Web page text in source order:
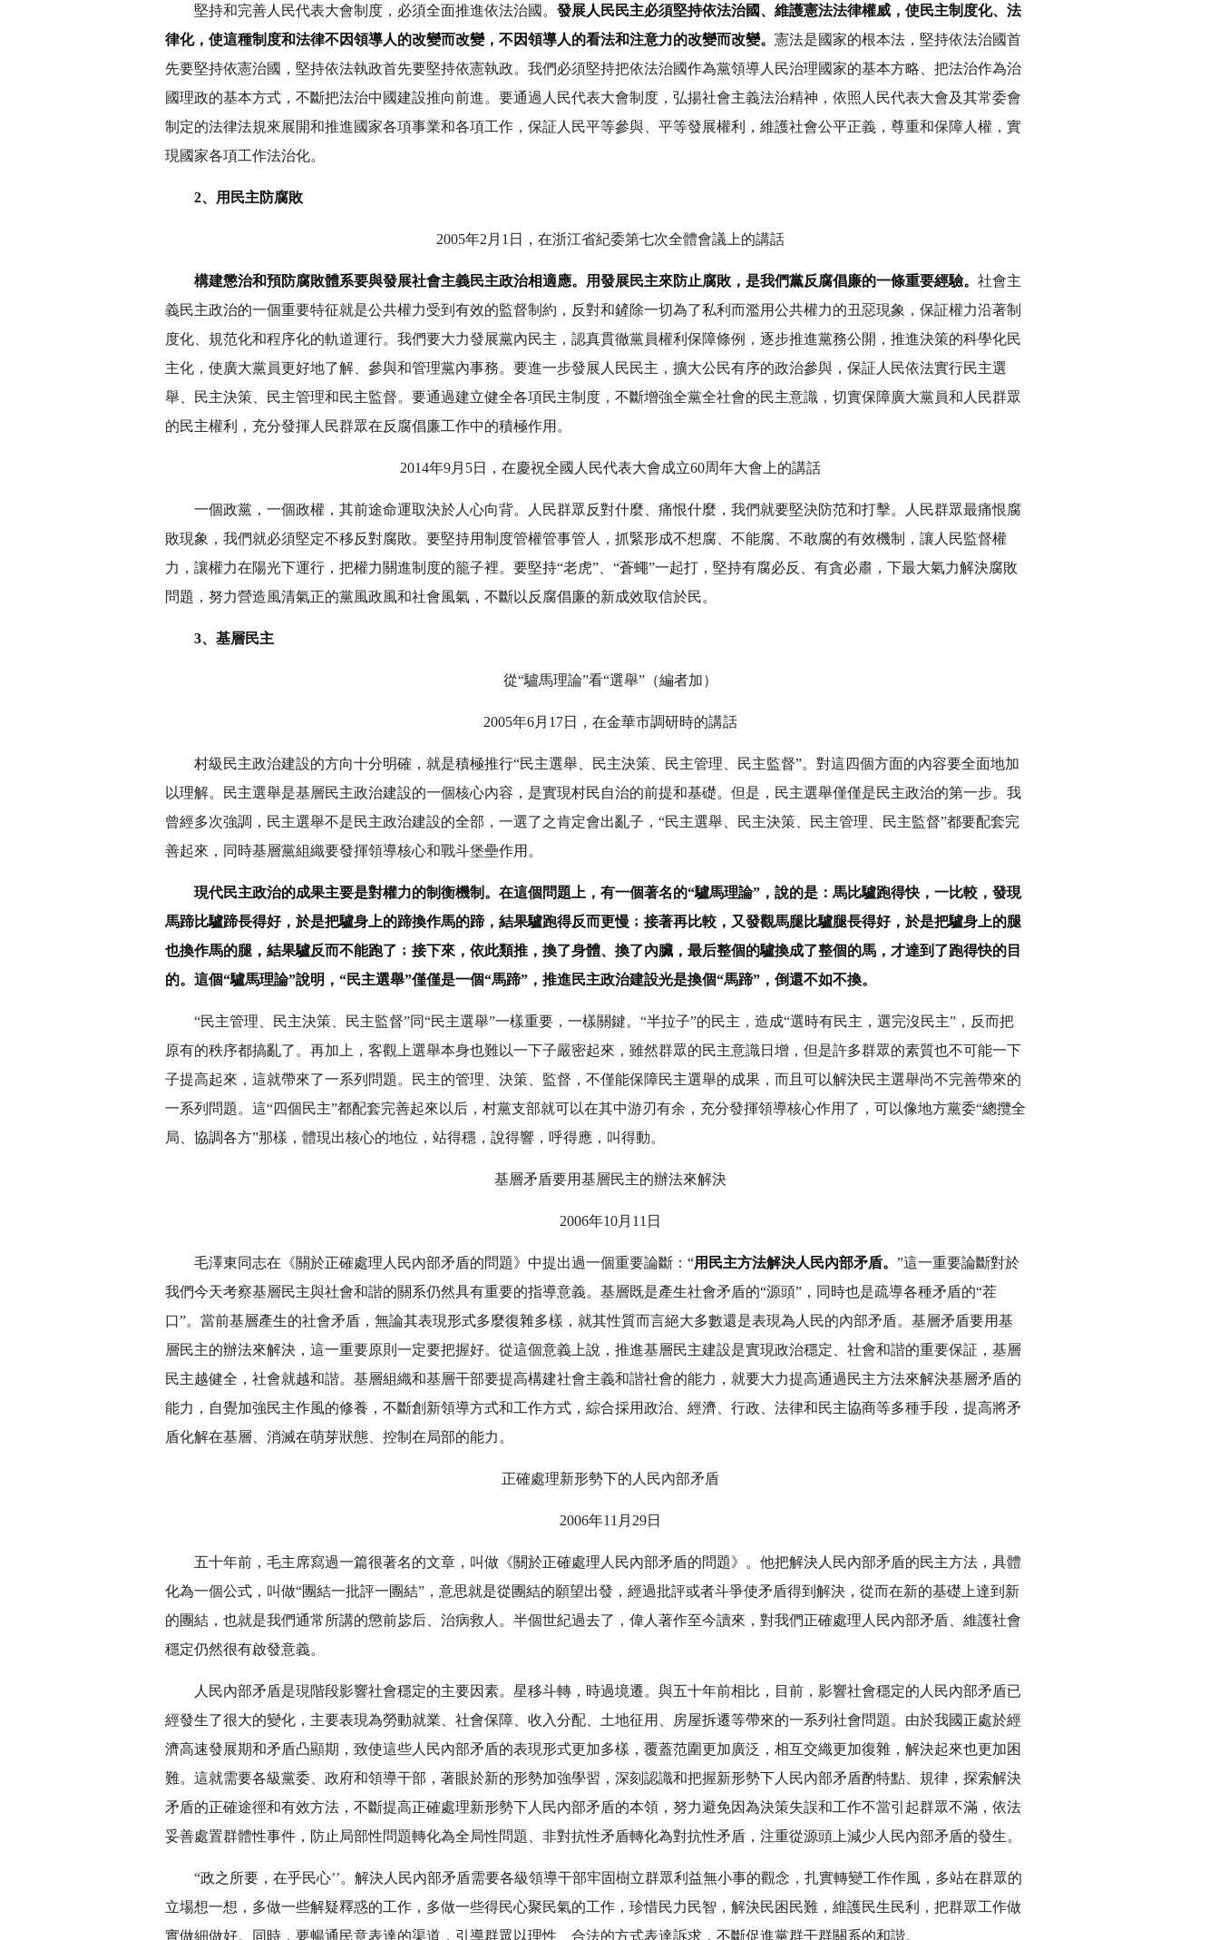
堅持和完善人民代表大會制度，必須全面推進依法治國。 發展人民民主必須堅持依法治國、維護憲法法律權威，使民主制度化、法
律化，使這種制度和法律不因領導人的改變而改變，不因領導人的看法和注意力的改變而改變。 憲法是國家的根本法，堅持依法治國首
先要堅持依憲治國，堅持依法執政首先要堅持依憲執政。我們必須堅持把依法治國作為黨領導人民治理國家的基本方略、把法治作為治
國理政的基本方式，不斷把法治中國建設推向前進。要通過人民代表大會制度，弘揚社會主義法治精神，依照人民代表大會及其常委會
制定的法律法規來展開和推進國家各項事業和各項工作，保証人民平等參與、平等發展權利，維護社會公平正義，尊重和保障人權，實
現國家各項工作法治化。
2、用民主防腐敗
2005年2月1日，在浙江省紀委第七次全體會議上的講話
構建懲治和預防腐敗體系要與發展社會主義民主政治相適應。用發展民主來防止腐敗，是我們黨反腐倡廉的一條重要經驗。 社會主
義民主政治的一個重要特征就是公共權力受到有效的監督制約，反對和鏟除一切為了私利而濫用公共權力的丑惡現象，保証權力沿著制
度化、規范化和程序化的軌道運行。我們要大力發展黨內民主，認真貫徹黨員權利保障條例，逐步推進黨務公開，推進決策的科學化民
主化，使廣大黨員更好地了解、參與和管理黨內事務。要進一步發展人民民主，擴大公民有序的政治參與，保証人民依法實行民主選
舉、民主決策、民主管理和民主監督。要通過建立健全各項民主制度，不斷增強全黨全社會的民主意識，切實保障廣大黨員和人民群眾
的民主權利，充分發揮人民群眾在反腐倡廉工作中的積極作用。
2014年9月5日，在慶祝全國人民代表大會成立60周年大會上的講話
一個政黨，一個政權，其前途命運取決於人心向背。人民群眾反對什麼、痛恨什麼，我們就要堅決防范和打擊。人民群眾最痛恨腐
敗現象，我們就必須堅定不移反對腐敗。要堅持用制度管權管事管人，抓緊形成不想腐、不能腐、不敢腐的有效機制，讓人民監督權
力，讓權力在陽光下運行，把權力關進制度的籠子裡。要堅持“老虎”、“蒼蠅”一起打，堅持有腐必反、有貪必肅，下最大氣力解決腐敗
問題，努力營造風清氣正的黨風政風和社會風氣，不斷以反腐倡廉的新成效取信於民。
3、基層民主
從“驢馬理論”看“選舉”（編者加）
2005年6月17日，在金華市調研時的講話
村級民主政治建設的方向十分明確，就是積極推行“民主選舉、民主決策、民主管理、民主監督”。對這四個方面的內容要全面地加
以理解。民主選舉是基層民主政治建設的一個核心內容，是實現村民自治的前提和基礎。但是，民主選舉僅僅是民主政治的第一步。我
曾經多次強調，民主選舉不是民主政治建設的全部，一選了之肯定會出亂子，“民主選舉、民主決策、民主管理、民主監督”都要配套完
善起來，同時基層黨組織要發揮領導核心和戰斗堡壘作用。
現代民主政治的成果主要是對權力的制衡機制。在這個問題上，有一個著名的“驢馬理論”，說的是：馬比驢跑得快，一比較，發現
馬蹄比驢蹄長得好，於是把驢身上的蹄換作馬的蹄，結果驢跑得反而更慢﹔接著再比較，又發觀馬腿比驢腿長得好，於是把驢身上的腿
也換作馬的腿，結果驢反而不能跑了﹔接下來，依此類推，換了身體、換了內臟，最后整個的驢換成了整個的馬，才達到了跑得快的目
的。這個“驢馬理論”說明，“民主選舉”僅僅是一個“馬蹄”，推進民主政治建設光是換個“馬蹄”，倒還不如不換。
“民主管理、民主決策、民主監督”同“民主選舉”一樣重要，一樣關鍵。“半拉子”的民主，造成“選時有民主，選完沒民主”，反而把
原有的秩序都搞亂了。再加上，客觀上選舉本身也難以一下子嚴密起來，雖然群眾的民主意識日增，但是許多群眾的素質也不可能一下
子提高起來，這就帶來了一系列問題。民主的管理、決策、監督，不僅能保障民主選舉的成果，而且可以解決民主選舉尚不完善帶來的
一系列問題。這“四個民主”都配套完善起來以后，村黨支部就可以在其中游刃有余，充分發揮領導核心作用了，可以像地方黨委“總攬全
局、協調各方”那樣，體現出核心的地位，站得穩，說得響，呼得應，叫得動。
基層矛盾要用基層民主的辦法來解決
2006年10月11日
毛澤東同志在《關於正確處理人民內部矛盾的問題》中提出過一個重要論斷：“用民主方法解決人民內部矛盾。 ”這一重要論斷對於
我們今天考察基層民主與社會和諧的關系仍然具有重要的指導意義。基層既是產生社會矛盾的“源頭”，同時也是疏導各種矛盾的“茬
口”。當前基層產生的社會矛盾，無論其表現形式多麼復雜多樣，就其性質而言絕大多數還是表現為人民的內部矛盾。基層矛盾要用基
層民主的辦法來解決，這一重要原則一定要把握好。從這個意義上說，推進基層民主建設是實現政治穩定、社會和諧的重要保証，基層
民主越健全，社會就越和諧。基層組織和基層干部要提高構建社會主義和諧社會的能力，就要大力提高通過民主方法來解決基層矛盾的
能力，自覺加強民主作風的修養，不斷創新領導方式和工作方式，綜合採用政治、經濟、行政、法律和民主協商等多種手段，提高將矛
盾化解在基層、消滅在萌芽狀態、控制在局部的能力。
正確處理新形勢下的人民內部矛盾
2006年11月29日
五十年前，毛主席寫過一篇很著名的文章，叫做《關於正確處理人民內部矛盾的問題》。他把解決人民內部矛盾的民主方法，具體
化為一個公式，叫做“團結一批評一團結”，意思就是從團結的願望出發，經過批評或者斗爭使矛盾得到解決，從而在新的基礎上達到新
的團結，也就是我們通常所講的懲前毖后、治病救人。半個世紀過去了，偉人著作至今讀來，對我們正確處理人民內部矛盾、維護社會
穩定仍然很有啟發意義。
人民內部矛盾是現階段影響社會穩定的主要因素。星移斗轉，時過境遷。與五十年前相比，目前，影響社會穩定的人民內部矛盾已
經發生了很大的變化，主要表現為勞動就業、社會保障、收入分配、土地征用、房屋拆遷等帶來的一系列社會問題。由於我國正處於經
濟高速發展期和矛盾凸顯期，致使這些人民內部矛盾的表現形式更加多樣，覆蓋范圍更加廣泛，相互交織更加復雜，解決起來也更加困
難。這就需要各級黨委、政府和領導干部，著眼於新的形勢加強學習，深刻認識和把握新形勢下人民內部矛盾酌特點、規律，探索解決
矛盾的正確途徑和有效方法，不斷提高正確處理新形勢下人民內部矛盾的本領，努力避免因為決策失誤和工作不當引起群眾不滿，依法
妥善處置群體性事件，防止局部性問題轉化為全局性問題、非對抗性矛盾轉化為對抗性矛盾，注重從源頭上減少人民內部矛盾的發生。
“政之所要，在乎民心’’。解決人民內部矛盾需要各級領導干部牢固樹立群眾利益無小事的觀念，扎實轉變工作作風，多站在群眾的
立場想一想，多做一些解疑釋惑的工作，多做一些得民心聚民氣的工作，珍惜民力民智，解決民困民難，維護民生民利，把群眾工作做
實做細做好。同時，要暢通民意表達的渠道，引導群眾以理性、合法的方式表達訴求，不斷促進黨群干群關系的和諧。